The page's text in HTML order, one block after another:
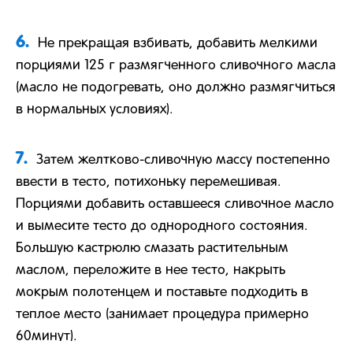
6.
Не прекращая взбивать, добавить мелкими
порциями 125 г размягченного сливочного масла
(масло не подогревать, оно должно размягчиться
в нормальных условиях).
7.
Затем желтково-сливочную массу постепенно
ввести в тесто, потихоньку перемешивая.
Порциями добавить оставшееся сливочное масло
и вымесите тесто до однородного состояния.
Большую кастрюлю смазать растительным
маслом, переложите в нее тесто, накрыть
мокрым полотенцем и поставьте подходить в
теплое место (занимает процедура примерно
60минут).